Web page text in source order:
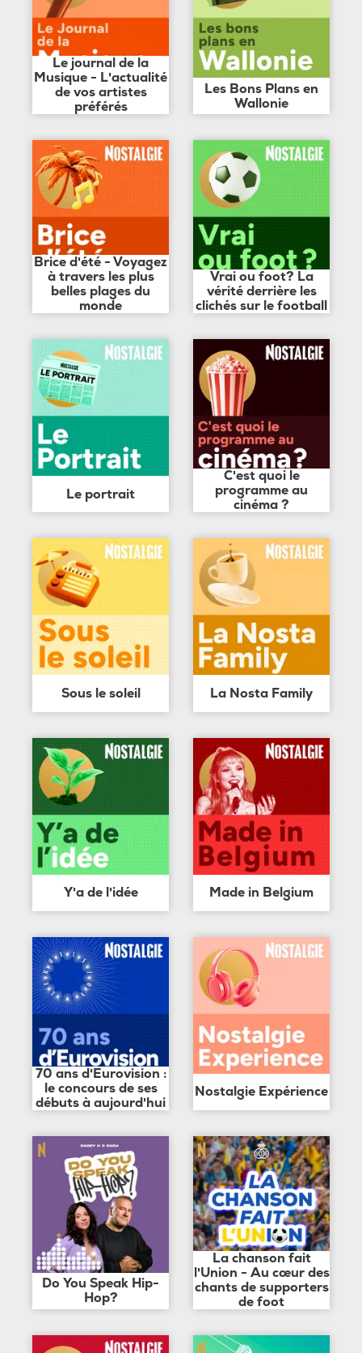
Le journal de la
Musique - L'actualité
de vos artistes
préférés
Les Bons Plans en
Wallonie
Brice d'été - Voyagez
à travers les plus
belles plages du
monde
Vrai ou foot? La
vérité derrière les
clichés sur le football
Le portrait
C'est quoi le
programme au
cinéma ?
Sous le soleil La Nosta Family
Y'a de l'idée Made in Belgium
70 ans d'Eurovision :
le concours de ses
débuts à aujourd'hui
Nostalgie Expérience
Do You Speak Hip-
Hop?
La chanson fait
l'Union - Au cœur des
chants de supporters
de foot